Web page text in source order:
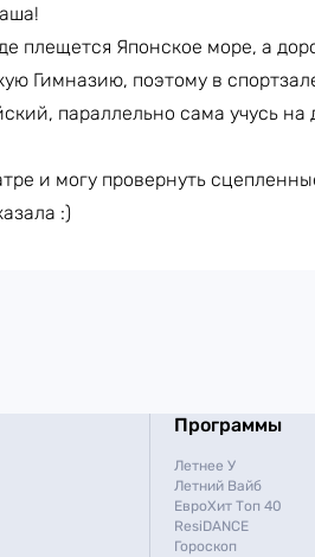
плещется Японское море, а
Гимназию, поэтому в
параллельно сама учусь
и могу провернуть
:)
Программы
Летнее У
Летний Вайб
ЕвроХит Топ 40
ResiDANCE
Гороскоп